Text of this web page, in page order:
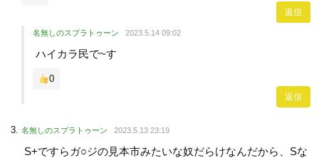
返信
名無しのスプラトゥーン 2023.5.14 09:02
ハイカラ民で~す
0
返信
名無しのスプラトゥーン 2023.5.13 23:19
S+ですらガ○ジの見本市みたいな奴だらけなんだから、Sな